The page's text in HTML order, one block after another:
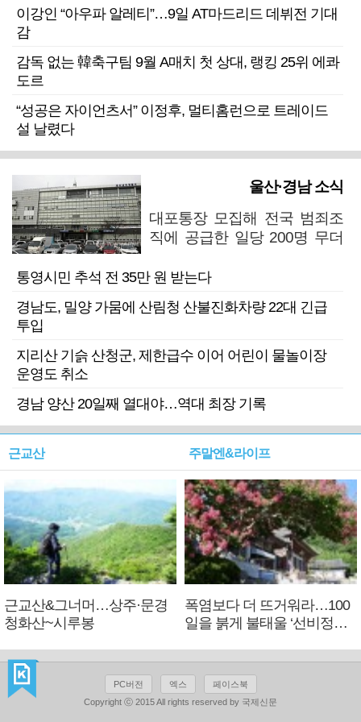
이강인 “아우파 알레티”…9일 AT마드리드 데뷔전 기대
감
감독 없는 韓축구팀 9월 A매치 첫 상대, 랭킹 25위 에콰
도르
“성공은 자이언츠서” 이정후, 멀티홈런으로 트레이드
설 날렸다
울산·경남 소식
대포통장 모집해 전국 범죄조
직에 공급한 일당 200명 무더
통영시민 추석 전 35만 원 받는다
경남도, 밀양 가뭄에 산림청 산불진화차량 22대 긴급
투입
지리산 기슭 산청군, 제한급수 이어 어린이 물놀이장
운영도 취소
경남 양산 20일째 열대야…역대 최장 기록
근교산
근교산&그너머…상주·문경
청화산~시루봉
주말엔&라이프
폭염보다 더 뜨거워라…100
일을 붉게 불태울 ‘선비정신’
PC버전 엑스
페이스북
Copyright ⓒ 2015 All rights reserved by 국제신문